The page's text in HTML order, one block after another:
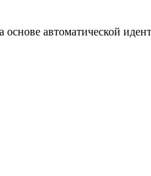
автоматической